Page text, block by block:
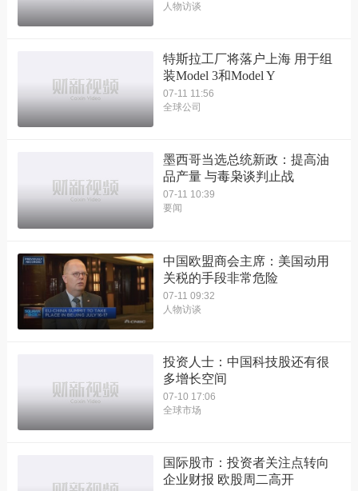
人物访谈
特斯拉工厂将落户上海 用于组
装Model 3和Model Y
07-11 11:56
全球公司
墨西哥当选总统新政：提高油
品产量 与毒枭谈判止战
07-11 10:39
要闻
中国欧盟商会主席：美国动用
关税的手段非常危险
07-11 09:32
人物访谈
投资人士：中国科技股还有很
多增长空间
07-10 17:06
全球市场
国际股市：投资者关注点转向
企业财报 欧股周二高开